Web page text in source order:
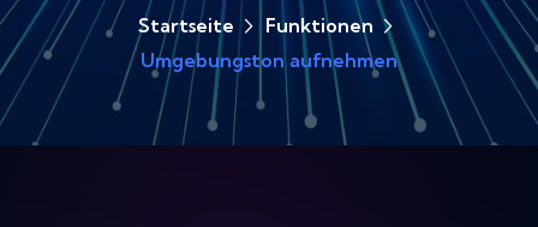
Startseite
Funktionen
Umgebungston aufnehmen